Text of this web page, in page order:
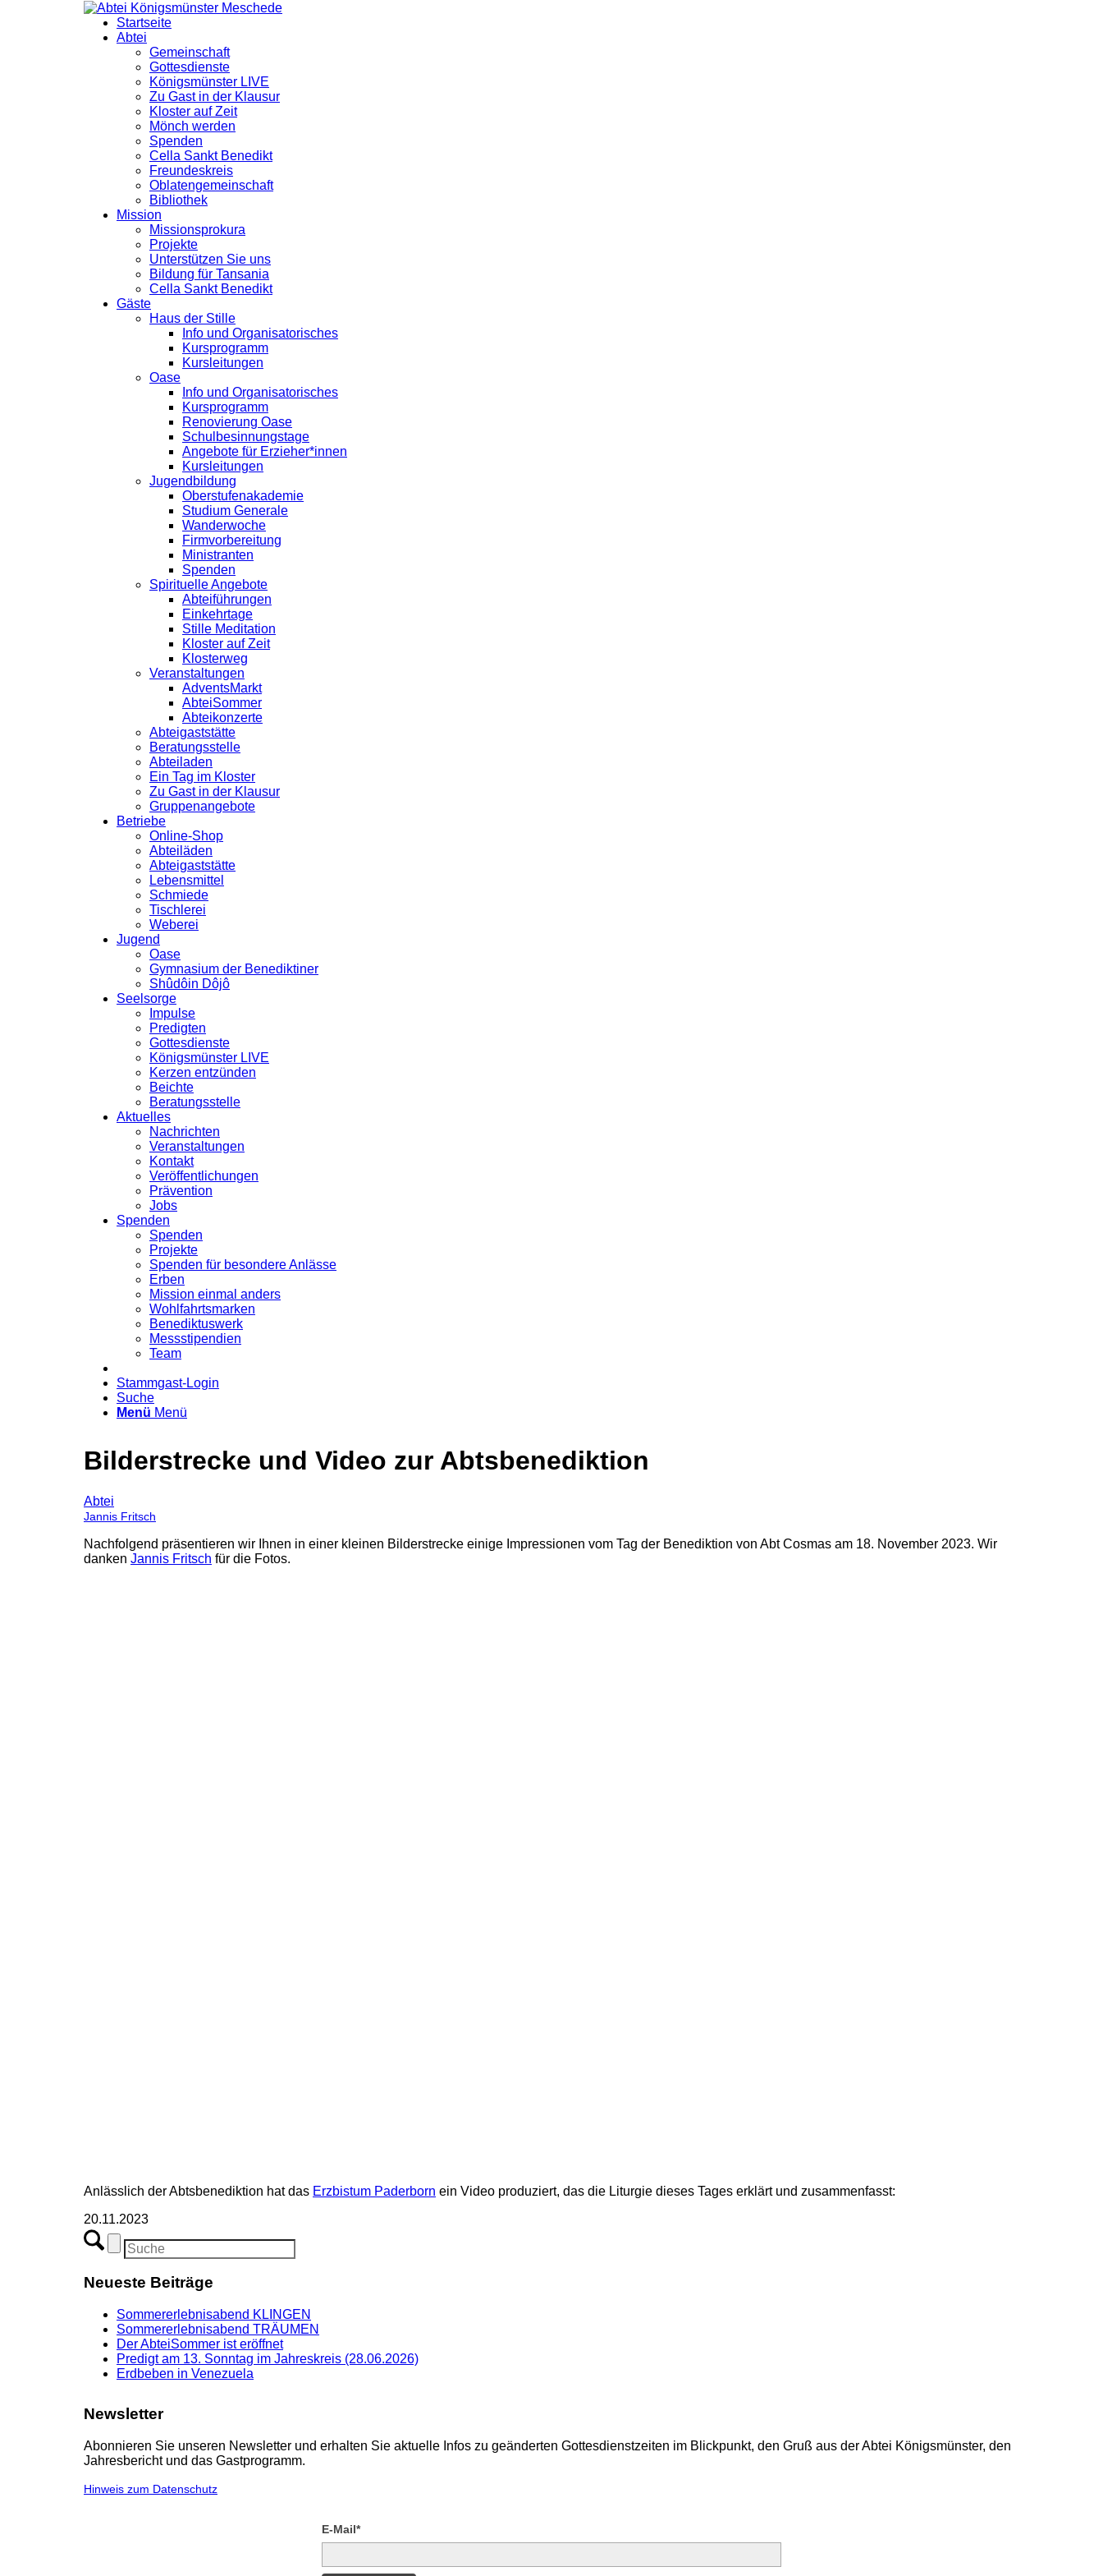
Startseite
Abtei
Gemeinschaft
Gottesdienste
Königsmünster LIVE
Zu Gast in der Klausur
Kloster auf Zeit
Mönch werden
Spenden
Cella Sankt Benedikt
Freundeskreis
Oblatengemeinschaft
Bibliothek
Mission
Missionsprokura
Projekte
Unterstützen Sie uns
Bildung für Tansania
Cella Sankt Benedikt
Gäste
Haus der Stille
Info und Organisatorisches
Kursprogramm
Kursleitungen
Oase
Info und Organisatorisches
Kursprogramm
Renovierung Oase
Schulbesinnungstage
Angebote für Erzieher*innen
Kursleitungen
Jugendbildung
Oberstufenakademie
Studium Generale
Wanderwoche
Firmvorbereitung
Ministranten
Spenden
Spirituelle Angebote
Abteiführungen
Einkehrtage
Stille Meditation
Kloster auf Zeit
Klosterweg
Veranstaltungen
AdventsMarkt
AbteiSommer
Abteikonzerte
Abteigaststätte
Beratungsstelle
Abteiladen
Ein Tag im Kloster
Zu Gast in der Klausur
Gruppenangebote
Betriebe
Online-Shop
Abteiläden
Abteigaststätte
Lebensmittel
Schmiede
Tischlerei
Weberei
Jugend
Oase
Gymnasium der Benediktiner
Shûdôin Dôjô
Seelsorge
Impulse
Predigten
Gottesdienste
Königsmünster LIVE
Kerzen entzünden
Beichte
Beratungsstelle
Aktuelles
Nachrichten
Veranstaltungen
Kontakt
Veröffentlichungen
Prävention
Jobs
Spenden
Spenden
Projekte
Spenden für besondere Anlässe
Erben
Mission einmal anders
Wohlfahrtsmarken
Benediktuswerk
Messstipendien
Team
Stammgast-Login
Suche
Menü Menü
Bilderstrecke und Video zur Abtsbenediktion
Abtei
Jannis Fritsch
Nachfolgend präsentieren wir Ihnen in einer kleinen Bilderstrecke einige Impressionen vom Tag der Benediktion von Abt Cosmas am 18. November 2023. Wir
danken Jannis Fritsch für die Fotos.
Anlässlich der Abtsbenediktion hat das Erzbistum Paderborn ein Video produziert, das die Liturgie dieses Tages erklärt und zusammenfasst:
20.11.2023
Neueste Beiträge
Sommererlebnisabend KLINGEN
Sommererlebnisabend TRÄUMEN
Der AbteiSommer ist eröffnet
Predigt am 13. Sonntag im Jahreskreis (28.06.2026)
Erdbeben in Venezuela
Newsletter
Abonnieren Sie unseren Newsletter und erhalten Sie aktuelle Infos zu geänderten Gottesdienstzeiten im Blickpunkt, den Gruß aus der Abtei Königsmünster, den
Jahresbericht und das Gastprogramm.
Hinweis zum Datenschutz
E-Mail*